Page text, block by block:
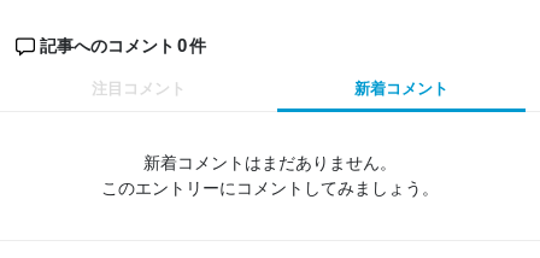
記事へのコメント 0件
注目コメント 新着コメント
新着コメントはまだありません。
このエントリーにコメントしてみましょう。